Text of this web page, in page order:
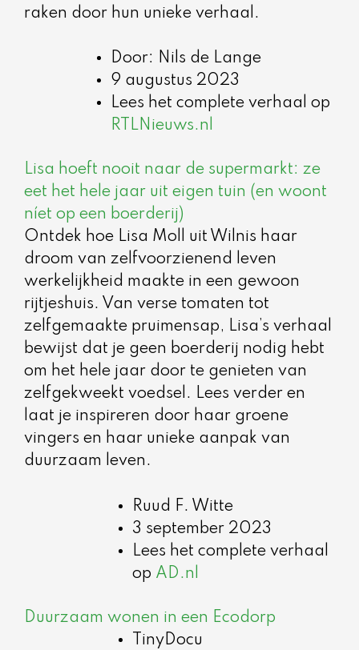
raken door hun unieke verhaal.
Door: Nils de Lange
9 augustus 2023
Lees het complete verhaal op
RTLNieuws.nl
Lisa hoeft nooit naar de supermarkt: ze
eet het hele jaar uit eigen tuin (en woont
níet op een boerderij)
Ontdek hoe Lisa Moll uit Wilnis haar
droom van zelfvoorzienend leven
werkelijkheid maakte in een gewoon
rijtjeshuis. Van verse tomaten tot
zelfgemaakte pruimensap, Lisa’s verhaal
bewijst dat je geen boerderij nodig hebt
om het hele jaar door te genieten van
zelfgekweekt voedsel. Lees verder en
laat je inspireren door haar groene
vingers en haar unieke aanpak van
duurzaam leven.
Ruud F. Witte
3 september 2023
Lees het complete verhaal
op AD.nl
Duurzaam wonen in een Ecodorp
TinyDocu